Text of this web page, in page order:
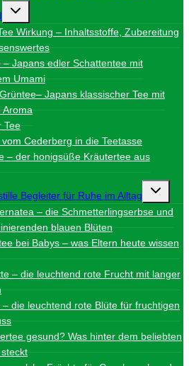
Untermenü
Wirkung – Inhaltsstoffe, Zubereitung
– Japans edler Schattentee mit
Umami
Japans klassischer Tee mit
Aroma
Tee
Cederberg in die Teetasse
– der honigsüße Kräutertee aus
Begleiter für Ruhe im Alltag
– die Schmetterlingserbse und
blauen Blüten
bei Babys – was Eltern heute wissen
– die leuchtend rote Frucht mit langer
– die leuchtend rote Blüte für fruchtigen
gesund? Was hinter dem beliebten